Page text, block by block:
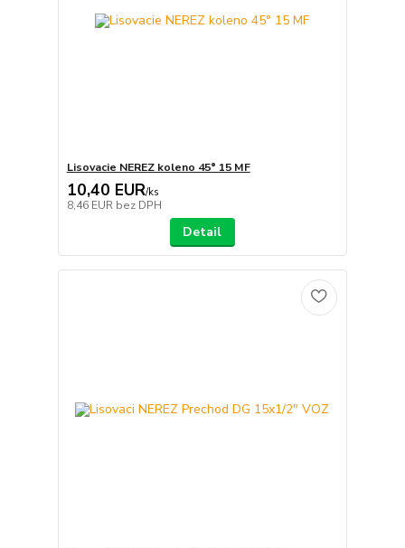
Lisovacie NEREZ koleno 45° 15 MF
10,40 EUR/ks
8,46 EUR bez DPH
Detail